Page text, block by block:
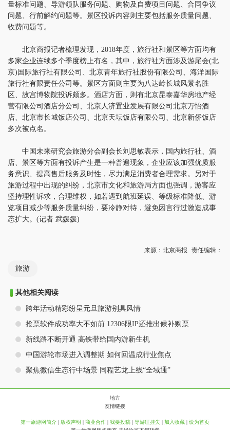
量标准问题、导游领队服务问题、购物及自费项目问题、合同争议
问题、行前解约问题等。景区投诉内容则主要包括服务质量问题、
收费问题等。
北京商报记者梳理发现，2018年度，旅行社和景区等方面均有
多家企业连续多个季度榜上有名，其中，旅行社方面涉及游尾会(北
京)国际旅行社有限公司、北京青年旅行社股份有限公司、海洋国际
旅行社有限责任公司等。景区方面则主要为八达岭长城风景名胜
区、故宫博物院投诉颇多。酒店方面，则有北京昆泰嘉华房地产经
营有限公司酒店分公司、北京人济置业发展有限公司北京万怡酒
店、北京市长城饭店公司、北京天坛饭店有限公司、北京新侨饭店
多次被点名。
中国未来研究会旅游分会副会长刘思敏表示，国内旅行社、酒
店、景区等方面有投诉产生是一种普遍现象，企业应该加强优质服
务意识、提高售后服务及时性，尽力满足消费者合理需求。另对于
旅游过程中出现的纠纷，北京市文化和旅游局方面也强调，游客应
坚持理性诉求，合理维权，如若遇到航班延误、等级标准降低、游
览项目减少等服务质量纠纷，要冷静对待，避免因言行过激造成事
态扩大。(记者 武媛媛)
来源：北京商报 责任编辑：
旅游
其他相关阅读
跨年活动精彩纷呈元旦旅游别具风情
抢票软件成功率大不如前 12306限IP还推出候补购票
新线路不断开通 高铁带给国内游新生机
中国游轮市场进入调整期 如何回温成行业焦点
聚焦微信生态行中场景 同程艺龙上线“全域通”
地方
友情链接
第一旅游网简介 | 版权声明 | 商业合作 | 我要投稿 | 导游证挂失 | 加入收藏 | 设为首页